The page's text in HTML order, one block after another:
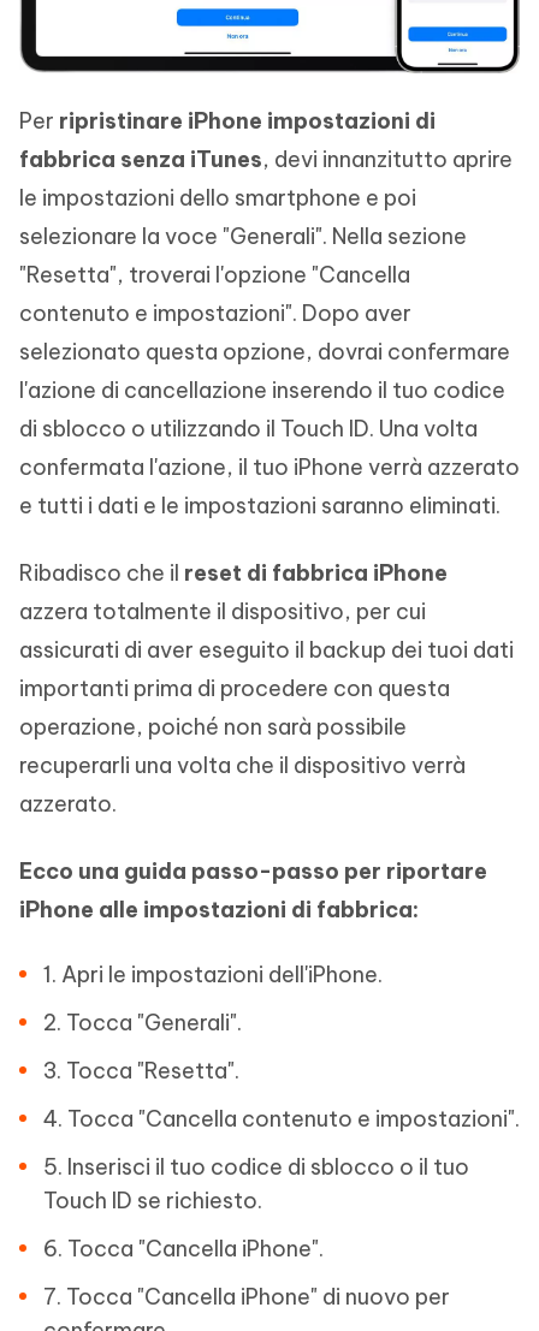
Per ripristinare iPhone impostazioni di
fabbrica senza iTunes, devi innanzitutto aprire
le impostazioni dello smartphone e poi
selezionare la voce "Generali". Nella sezione
"Resetta", troverai l'opzione "Cancella
contenuto e impostazioni". Dopo aver
selezionato questa opzione, dovrai confermare
l'azione di cancellazione inserendo il tuo codice
di sblocco o utilizzando il Touch ID. Una volta
confermata l'azione, il tuo iPhone verrà azzerato
e tutti i dati e le impostazioni saranno eliminati.
Ribadisco che il reset di fabbrica iPhone
azzera totalmente il dispositivo, per cui
assicurati di aver eseguito il backup dei tuoi dati
importanti prima di procedere con questa
operazione, poiché non sarà possibile
recuperarli una volta che il dispositivo verrà
azzerato.
Ecco una guida passo-passo per riportare
iPhone alle impostazioni di fabbrica:
1. Apri le impostazioni dell'iPhone.
2. Tocca "Generali".
3. Tocca "Resetta".
4. Tocca "Cancella contenuto e impostazioni".
5. Inserisci il tuo codice di sblocco o il tuo
Touch ID se richiesto.
6. Tocca "Cancella iPhone".
7. Tocca "Cancella iPhone" di nuovo per